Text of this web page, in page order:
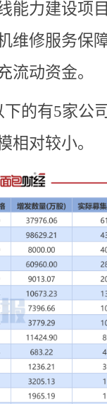
能力建设项
维修服务保
流动资金。
的有5家公
相对较小。